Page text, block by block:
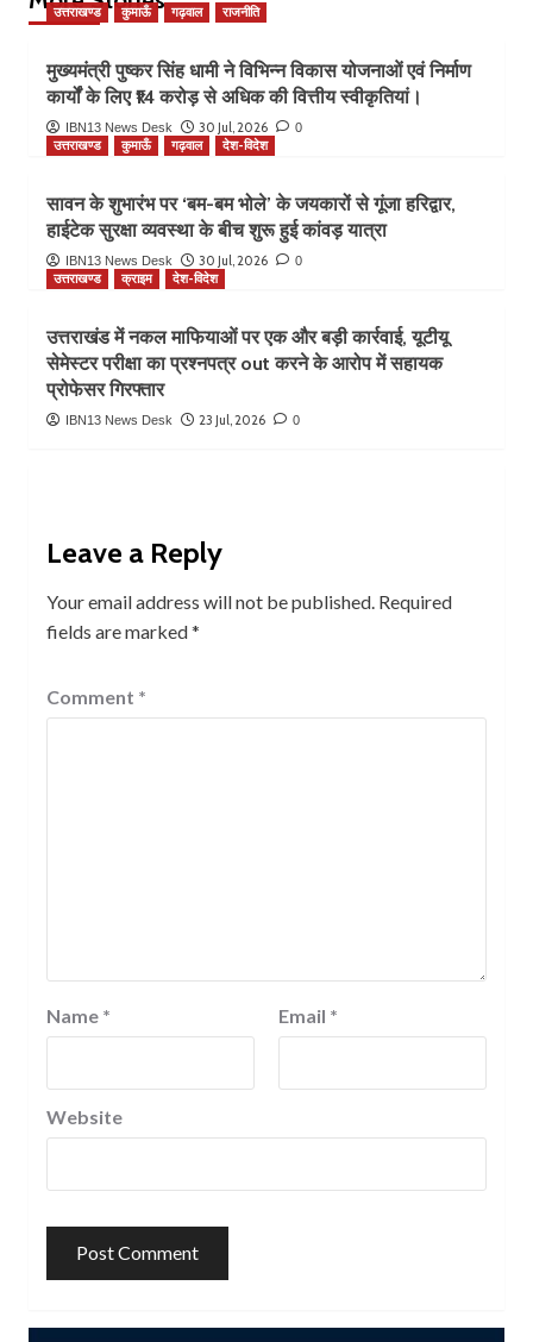
उत्तराखण्ड कुमाऊँ गढ़वाल राजनीति
मुख्यमंत्री पुष्कर सिंह धामी ने विभिन्न विकास योजनाओं एवं निर्माण
कार्यों के लिए ₹14 करोड़ से अधिक की वित्तीय स्वीकृतियां।
IBN13 News Desk 30 Jul, 2026 0
उत्तराखण्ड कुमाऊँ गढ़वाल देश-विदेश
सावन के शुभारंभ पर ‘बम-बम भोले’ के जयकारों से गूंजा हरिद्वार,
हाईटेक सुरक्षा व्यवस्था के बीच शुरू हुई कांवड़ यात्रा
IBN13 News Desk 30 Jul, 2026 0
उत्तराखण्ड क्राइम देश-विदेश
उत्तराखंड में नकल माफियाओं पर एक और बड़ी कार्रवाई, यूटीयू
सेमेस्टर परीक्षा का प्रश्नपत्र out करने के आरोप में सहायक
प्रोफेसर गिरफ्तार
IBN13 News Desk 23 Jul, 2026 0
Leave a Reply
Your email address will not be published. Required
fields are marked*
Comment *
Name * Email *
Website